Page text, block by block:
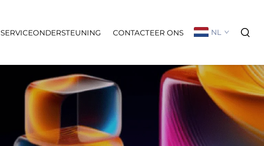
SERVICEONDERSTEUNING CONTACTEER ONS NL